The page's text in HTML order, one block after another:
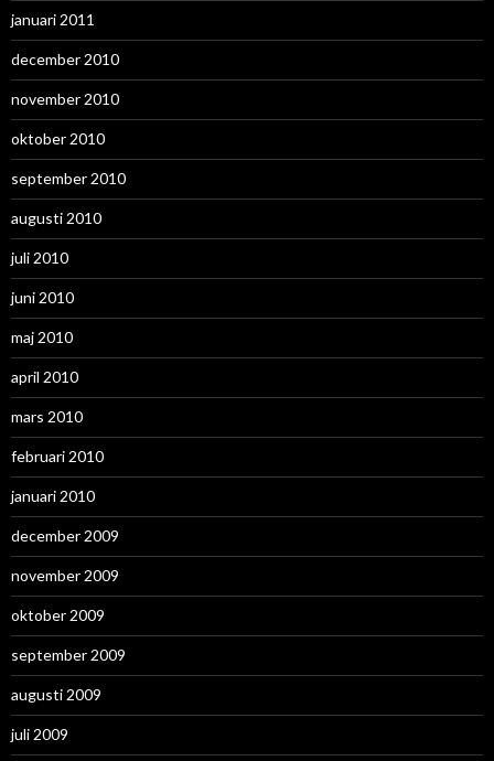
januari 2011
december 2010
november 2010
oktober 2010
september 2010
augusti 2010
juli 2010
juni 2010
maj 2010
april 2010
mars 2010
februari 2010
januari 2010
december 2009
november 2009
oktober 2009
september 2009
augusti 2009
juli 2009